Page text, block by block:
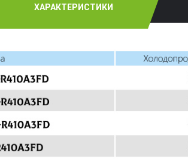
ХАРАКТЕРИСТИКИ